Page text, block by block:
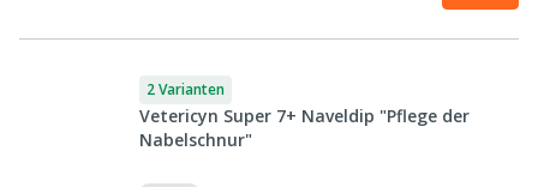
2 Varianten
Vetericyn Super 7+ Naveldip "Pflege der
Nabelschnur"